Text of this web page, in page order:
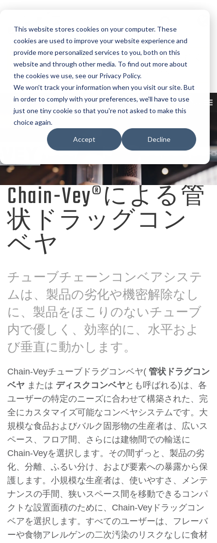
This website stores cookies on your computer. These
cookies are used to improve your website experience and
provide more personalized services to you, both on this
website and through other media. To find out more about
the cookies we use, see our Privacy Policy.
We won't track your information when you visit our site. But
in order to comply with your preferences, we'll have to use
just one tiny cookie so that you're not asked to make this
choice again.
Accept Decline
見積もり依頼
サービスをご依頼く
MENU
Chain-Vey®による管
状ドラッグコン
ベヤ
チューブチェーンコンベアシステ
ムは、製品の劣化や機密解除なし
に、製品をほこりのないチューブ
内で優しく、効率的に、水平およ
び垂直に動かします。
Chain-Veyチューブドラグコンベヤ( 管状ドラグコン
ベヤ または ディスクコンベヤとも呼ばれる)は、各
ユーザーの特定のニーズに合わせて構築された、完
全にカスタマイズ可能なコンベヤシステムです。大
規模な食品およびバルク固形物の生産者は、広いス
ペース、フロア間、さらには建物間での輸送に
Chain-Veyを選択します。その間ずっと、製品の劣
化、分離、ふるい分け、および要素への暴露から保
護します。小規模な生産者は、使いやすさ、メンテ
ナンスの手間、狭いスペース間を移動できるコンパ
クトな設置面積のために、Chain-Veyドラッグコン
ベアを選択します。すべてのユーザーは、フレーバ
ーや食物アレルゲンの二次汚染のリスクなしに食材